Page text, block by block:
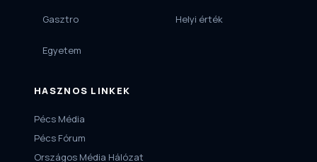
Gasztro
Egyetem
Helyi érték
HASZNOS LINKEK
Pécs Média
Pécs Fórum
Országos Média Hálózat